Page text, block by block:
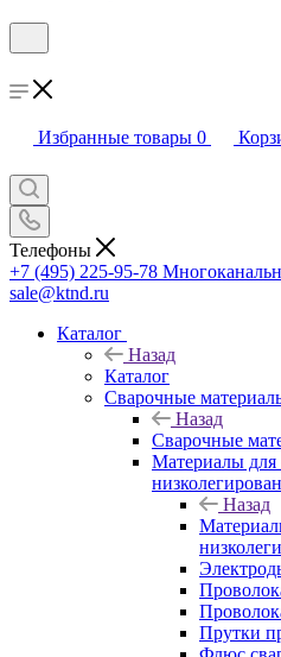
Избранные товары 0
Телефоны
+7 (495) 225-95-78
sale@ktnd.ru
Каталог
Назад
Каталог
Сварочные
Назад
Сварочные
Материалы для
Назад
Прутки